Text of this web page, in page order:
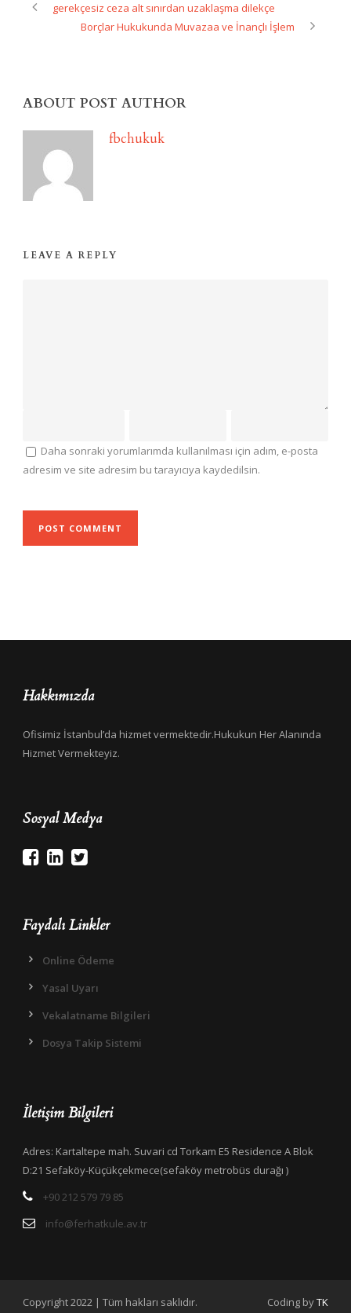
gerekçesiz ceza alt sınırdan uzaklaşma dilekçe
Borçlar Hukukunda Muvazaa ve İnançlı İşlem
ABOUT POST AUTHOR
fbchukuk
LEAVE A REPLY
Daha sonraki yorumlarımda kullanılması için adım, e-posta
adresim ve site adresim bu tarayıcıya kaydedilsin.
Hakkımızda
Ofisimiz İstanbul’da hizmet vermektedir.Hukukun Her Alanında
Hizmet Vermekteyiz.
Sosyal Medya
Faydalı Linkler
Online Ödeme
Yasal Uyarı
Vekalatname Bilgileri
Dosya Takip Sistemi
İletişim Bilgileri
Adres: Kartaltepe mah. Suvari cd Torkam E5 Residence A Blok
D:21 Sefaköy-Küçükçekmece(sefaköy metrobüs durağı )
+90 212 579 79 85
info@ferhatkule.av.tr
Copyright 2022 | Tüm hakları saklıdır. Coding byTK